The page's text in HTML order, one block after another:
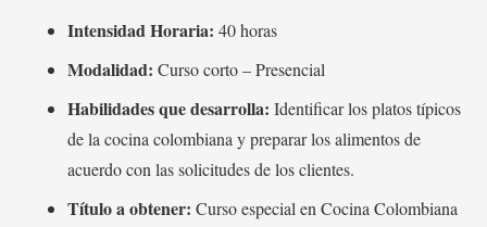
Intensidad Horaria: 40 horas
Modalidad: Curso corto – Presencial
Habilidades que desarrolla: Identificar los platos típicos
de la cocina colombiana y preparar los alimentos de
acuerdo con las solicitudes de los clientes.
Título a obtener: Curso especial en Cocina Colombiana